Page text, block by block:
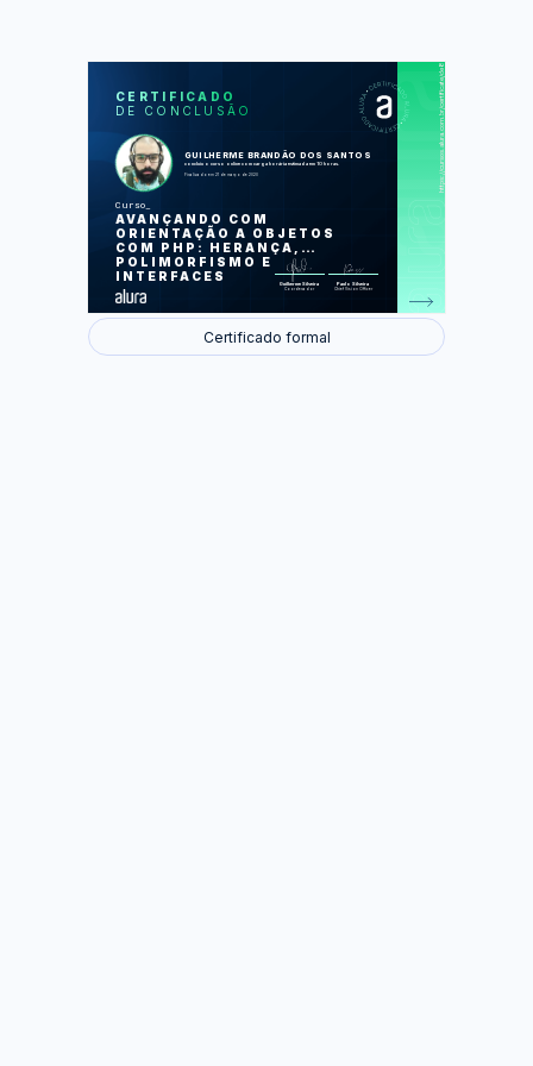
CERTIFICADO
DE CONCLUSÃO
GUILHERME BRANDÃO DOS SANTOS
concluiu o curso online com carga horária estimada em 10 horas.
Finalizado em 21 de março de 2020
Curso
AVANÇANDO COM
ORIENTAÇÃO A OBJETOS
COM PHP: HERANÇA,
POLIMORFISMO E
INTERFACES
Guilherme Silveira
Coordenador
Paulo Silveira
Chief Vision Officer
https://cursos.alura.com.br/certificate/de8c3f48-68a0-4c4d-b488-c3593ddc03ed
LAS
Herança
Namespace e Autoload
Polimorfismos
Certificado formal